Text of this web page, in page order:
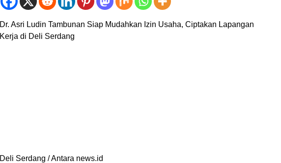
Dr. Asri Ludin Tambunan Siap Mudahkan Izin Usaha, Ciptakan Lapangan
Kerja di Deli Serdang
Deli Serdang / Antara news.id